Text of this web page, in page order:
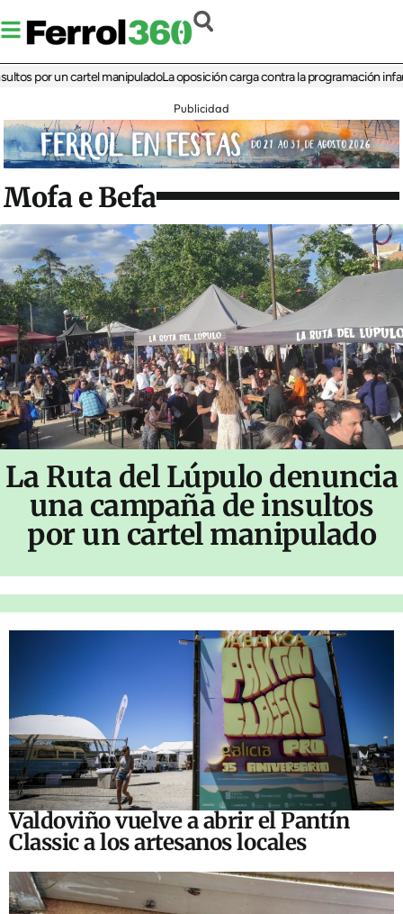
un cartel manipuladoLa oposición carga contra la programación infantil de
Publicidad
Mofa e Befa
La Ruta del Lúpulo denuncia
una campaña de insultos
por un cartel manipulado
Valdoviño vuelve a abrir el Pantín
Classic a los artesanos locales